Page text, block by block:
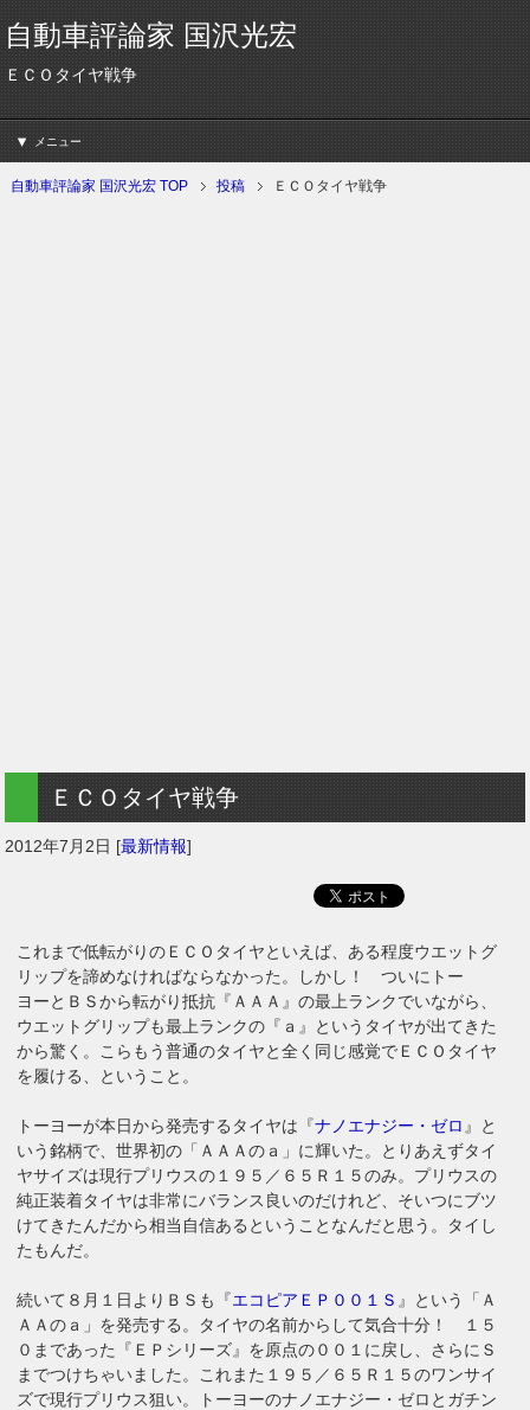
自動車評論家 国沢光宏
ＥＣＯタイヤ戦争
メニュー
自動車評論家 国沢光宏 TOP 投稿 ＥＣＯタイヤ戦争
ＥＣＯタイヤ戦争
2012年7月2日 [最新情報]
これまで低転がりのＥＣＯタイヤといえば、ある程度ウエットグ
リップを諦めなければならなかった。しかし！ ついにトー
ヨーとＢＳから転がり抵抗『ＡＡＡ』の最上ランクでいながら、
ウエットグリップも最上ランクの『ａ』というタイヤが出てきた
から驚く。こらもう普通のタイヤと全く同じ感覚でＥＣＯタイヤ
を履ける、ということ。
トーヨーが本日から発売するタイヤは『ナノエナジー・ゼロ 』と
いう銘柄で、世界初の「ＡＡＡのａ」に輝いた。とりあえずタイ
ヤサイズは現行プリウスの１９５／６５Ｒ１５のみ。プリウスの
純正装着タイヤは非常にバランス良いのだけれど、そいつにブツ
けてきたんだから相当自信あるということなんだと思う。タイし
たもんだ。
続いて８月１日よりＢＳも『エコピアＥＰ００１Ｓ 』という「Ａ
ＡＡのａ」を発売する。タイヤの名前からして気合十分！ １５
０まであった『ＥＰシリーズ』を原点の００１に戻し、さらにＳ
までつけちゃいました。これまた１９５／６５Ｒ１５のワンサイ
ズで現行プリウス狙い。トーヨーのナノエナジー・ゼロとガチン